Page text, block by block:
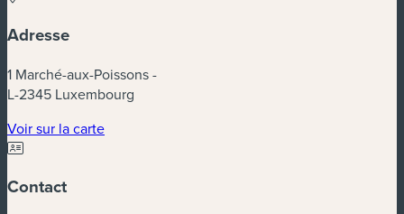
Adresse
1 Marché-aux-Poissons -
L-2345 Luxembourg
Voir sur la carte(nouvelle fenêtre)
Contact